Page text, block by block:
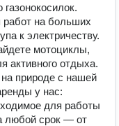
на больших
к электричеству.
мотоциклы,
активного отдыха.
природе с нашей
у нас:
для работы
любой срок — от